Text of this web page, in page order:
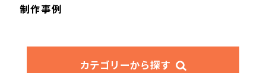
制作事例
カテゴリーから探す